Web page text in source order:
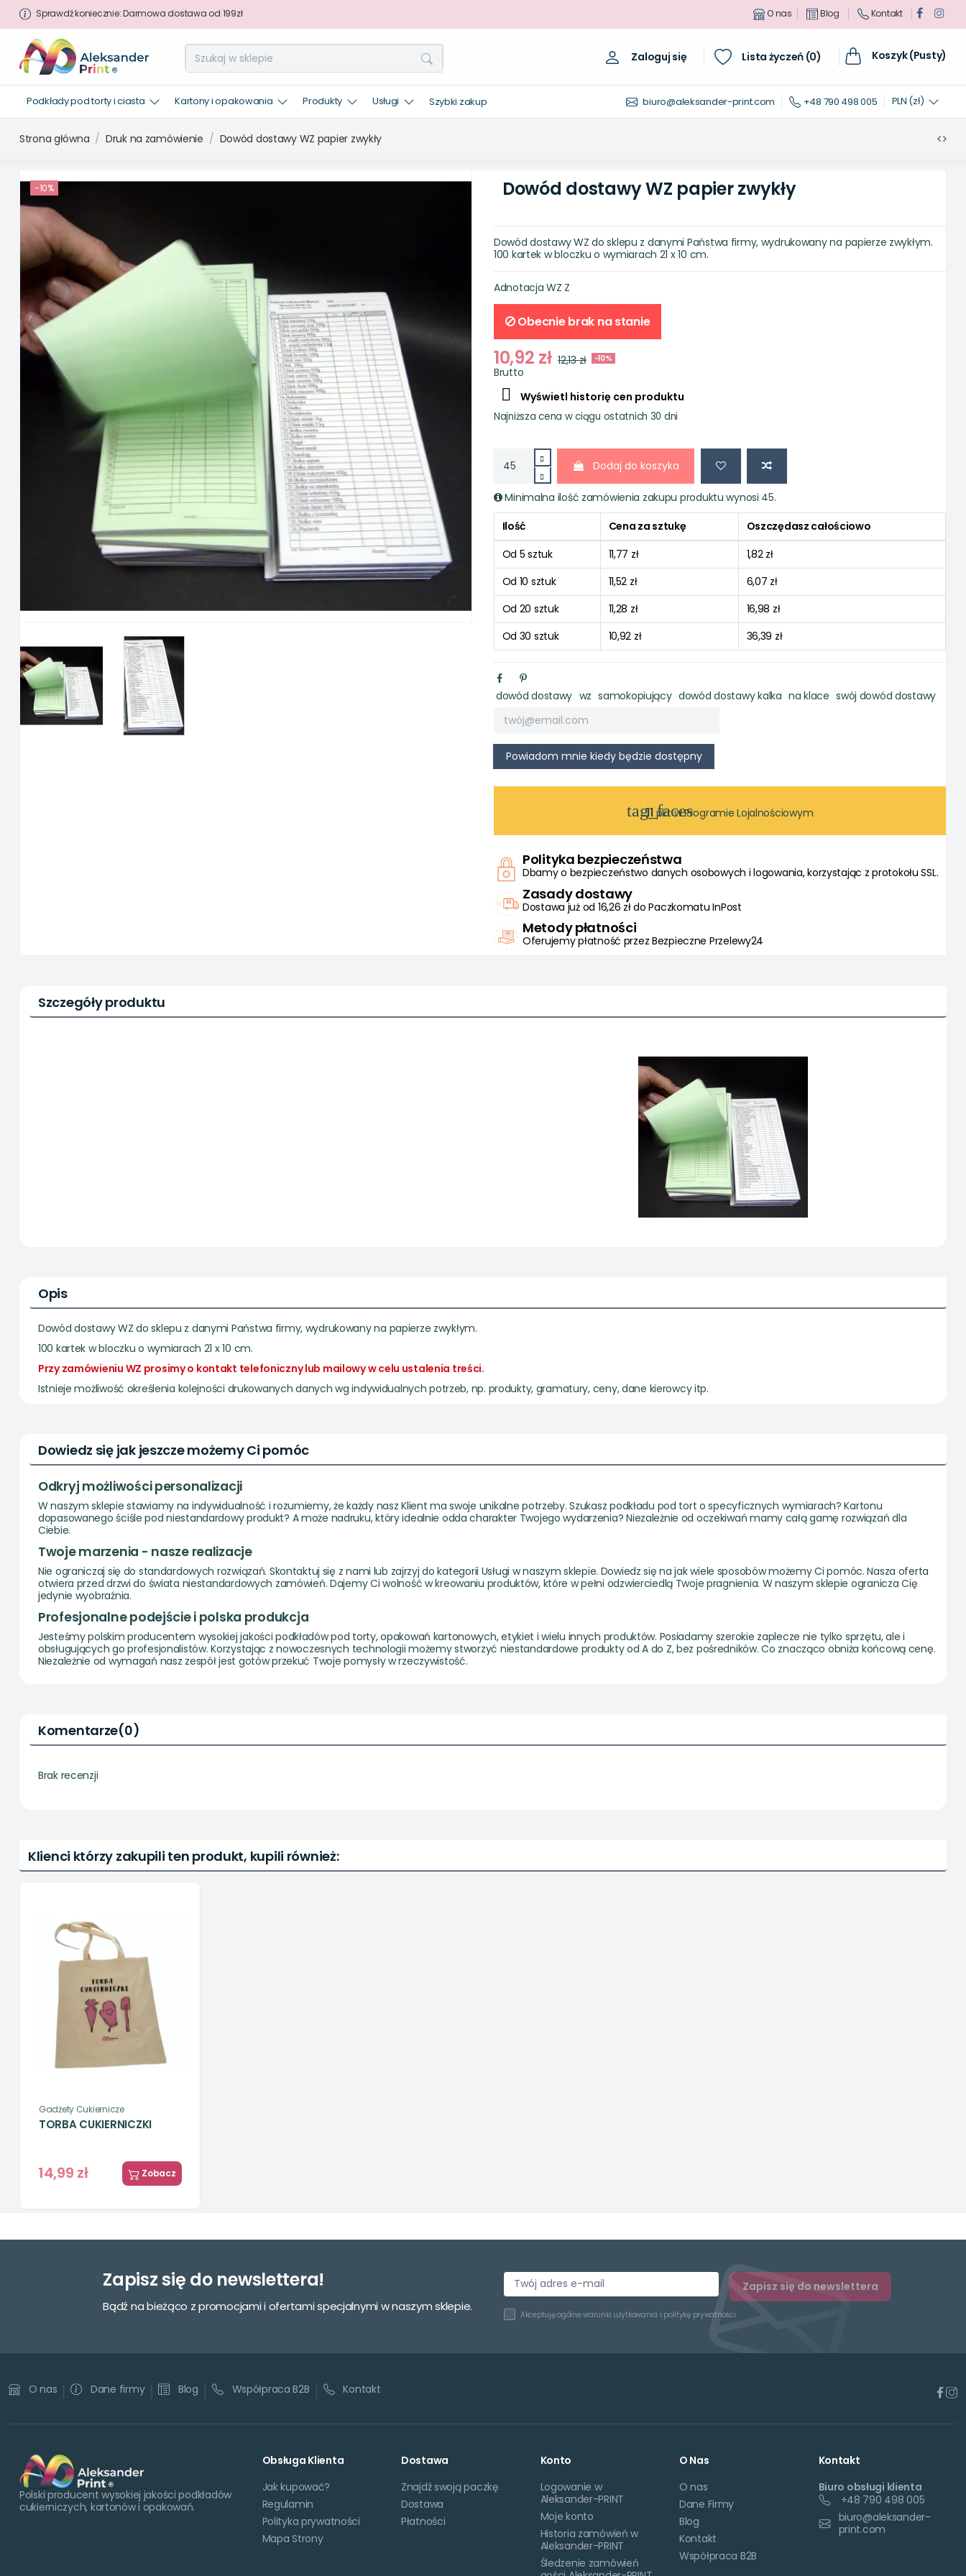
Sprawdź koniecznie: Darmowa dostawa od 199zł O nas Blog Kontakt
Zaloguj się Lista życzeń (0) Koszyk (Pusty)
Podkłady pod torty i ciasta Kartony i opakowania Produkty Usługi Szybki zakup biuro@aleksander-print.com +48 790 498 005 PLN (zł)
Strona główna Druk na zamówienie Dowód dostawy WZ papier zwykły
-10% Dowód dostawy WZ papier zwykły
Dowód dostawy WZ do sklepu z danymi Państwa firmy, wydrukowany na papierze zwykłym.
100 kartek w bloczku o wymiarach 21 x 10 cm.
Adnotacja WZ Z
Obecnie brak na stanie
10,92 zł 12,13 zł -10%
Brutto
 Wyświetl historię cen produktu
Najniższa cena w ciągu ostatnich 30 dni
Dodaj do koszyka
Minimalna ilość zamówienia zakupu produktu wynosi 45.
Ilość
Cena za sztukę
Oszczędasz całościowo
Od 5 sztuk
11,77 zł
1,82 zł
Od 10 sztuk
11,52 zł
6,07 zł
Od 20 sztuk
11,28 zł
16,98 zł
Od 30 sztuk
10,92 zł 36,39 zł
dowód dostawy wz samokopiujący dowód dostawy kalka na klace swój dowód dostawy
tag_faces
11pkt w Programie Lojalnościowym
Polityka bezpieczeństwa
Dbamy o bezpieczeństwo danych osobowych i logowania, korzystając z protokołu SSL.
Zasady dostawy
Dostawa już od 16,26 zł do Paczkomatu InPost
Metody płatności
Oferujemy płatność przez Bezpieczne Przelewy24
Szczegóły produktu
Opis
Dowód dostawy WZ do sklepu z danymi Państwa firmy, wydrukowany na papierze zwykłym.
100 kartek w bloczku o wymiarach 21 x 10 cm.
Przy zamówieniu WZ prosimy o kontakt telefoniczny lub mailowy w celu ustalenia treści.
Istnieje możliwość określenia kolejności drukowanych danych wg indywidualnych potrzeb, np. produkty, gramatury, ceny, dane kierowcy itp.
Dowiedz się jak jeszcze możemy Ci pomóc
Odkryj możliwości personalizacji
W naszym sklepie stawiamy na indywidualność i rozumiemy, że każdy nasz Klient ma swoje unikalne potrzeby. Szukasz podkładu pod tort o specyficznych wymiarach? Kartonu
dopasowanego ściśle pod niestandardowy produkt? A może nadruku, który idealnie odda charakter Twojego wydarzenia? Niezależnie od oczekiwań mamy całą gamę rozwiązań dla
Ciebie.
Twoje marzenia - nasze realizacje
Nie ograniczaj się do standardowych rozwiązań. Skontaktuj się z nami lub zajrzyj do kategorii Usługi w naszym sklepie. Dowiedz się na jak wiele sposobów możemy Ci pomóc. Nasza oferta
otwiera przed drzwi do świata niestandardowych zamówień. Dajemy Ci wolność w kreowaniu produktów, które w pełni odzwierciedlą Twoje pragnienia. W naszym sklepie ogranicza Cię
jedynie wyobraźnia.
Profesjonalne podejście i polska produkcja
Jesteśmy polskim producentem wysokiej jakości podkładów pod torty, opakowań kartonowych, etykiet i wielu innych produktów. Posiadamy szerokie zaplecze nie tylko sprzętu, ale i
obsługujących go profesjonalistów. Korzystając z nowoczesnych technologii możemy stworzyć niestandardowe produkty od A do Z, bez pośredników. Co znacząco obniża końcową cenę.
Niezależnie od wymagań nasz zespół jest gotów przekuć Twoje pomysły w rzeczywistość.
Komentarze(0)
Brak recenzji
Klienci którzy zakupili ten produkt, kupili również:
Gadżety Cukiernicze
TORBA CUKIERNICZKI
14,99 zł Zobacz
Zapisz się do newslettera!
Bądź na bieżąco z promocjami i ofertami specjalnymi w naszym sklepie.
Zapisz się do newslettera
Akceptujęogólne warunki użytkowania i politykę prywatności
O nas Dane firmy Blog Współpraca B2B Kontakt
Polski producent wysokiej jakości podkładów
cukierniczych, kartonów i opakowań.
Obsługa Klienta
Jak kupować?
Regulamin
Polityka prywatności
Mapa Strony
Dostawa
Znajdź swoją paczkę
Dostawa
Płatności
Konto
Logowanie w
Aleksander-PRINT
Moje konto
Historia zamówień w
Aleksander-PRINT
Śledzenie zamówień
O Nas
O nas
Dane Firmy
Blog
Kontakt
Współpraca B2B
Kontakt
Biuro obsługi klienta
+48 790 498 005
biuro@aleksander-
print.com